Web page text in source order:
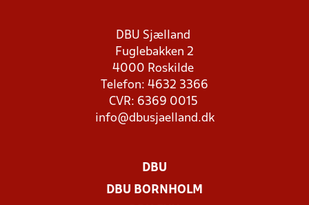
DBU Sjælland
Fuglebakken 2
4000 Roskilde
Telefon: 4632 3366
CVR: 6369 0015
info@dbusjaelland.dk
DBU
DBU BORNHOLM